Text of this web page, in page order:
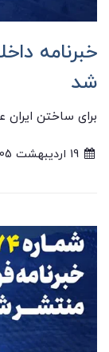
شد
برای ساختن
19 ارديبهشت 1405